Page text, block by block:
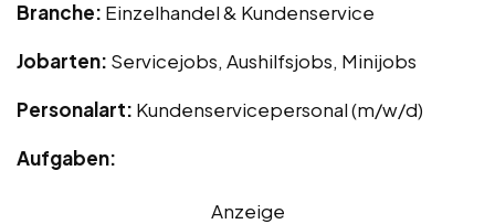
Branche: Einzelhandel & Kundenservice
Jobarten: Servicejobs, Aushilfsjobs, Minijobs
Personalart: Kundenservicepersonal (m/w/d)
Aufgaben:
Anzeige